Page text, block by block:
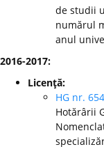
de studii
numărul
anul
2016-2017:
Licenţă:
HG nr.
Hotărârii